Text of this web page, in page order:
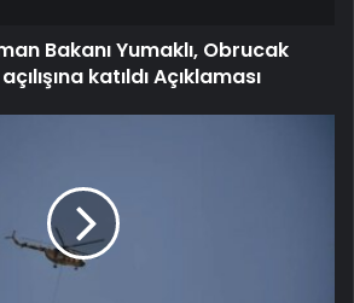
Bakanı Yumaklı, Obrucak
katıldı Açıklaması